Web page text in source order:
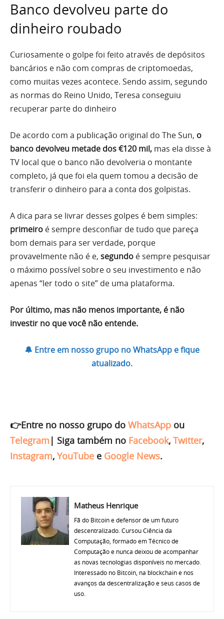
Banco devolveu parte do
dinheiro roubado
Curiosamente o golpe foi feito através de depósitos
bancários e não com compras de criptomoedas,
como muitas vezes acontece. Sendo assim, segundo
as normas do Reino Unido, Teresa conseguiu
recuperar parte do dinheiro
De acordo com a publicação original do The Sun, o
banco devolveu metade dos €120 mil, mas ela disse à
TV local que o banco não devolveria o montante
completo, já que foi ela quem tomou a decisão de
transferir o dinheiro para a conta dos golpistas.
A dica para se livrar desses golpes é bem simples:
primeiro é sempre desconfiar de tudo que pareça
bom demais para ser verdade, porque
provavelmente não é e, segundo é sempre pesquisar
o máximo possível sobre o seu investimento e não
apenas “ler todo o site” de uma plataforma.
Por último, mas não menos importante, é não
investir no que você não entende.
🔔 Entre em nosso grupo no WhatsApp e fique
atualizado.
👉Entre no nosso grupo do WhatsApp ou
Telegram | Siga também no Facebook, Twitter,
Instagram, YouTube e Google News.
Matheus Henrique
Fã do Bitcoin e defensor de um futuro
descentralizado. Cursou Ciência da
Computação, formado em Técnico de
Computação e nunca deixou de acompanhar
as novas tecnologias disponíveis no mercado.
Interessado no Bitcoin, na blockchain e nos
avanços da descentralização e seus casos de
uso.